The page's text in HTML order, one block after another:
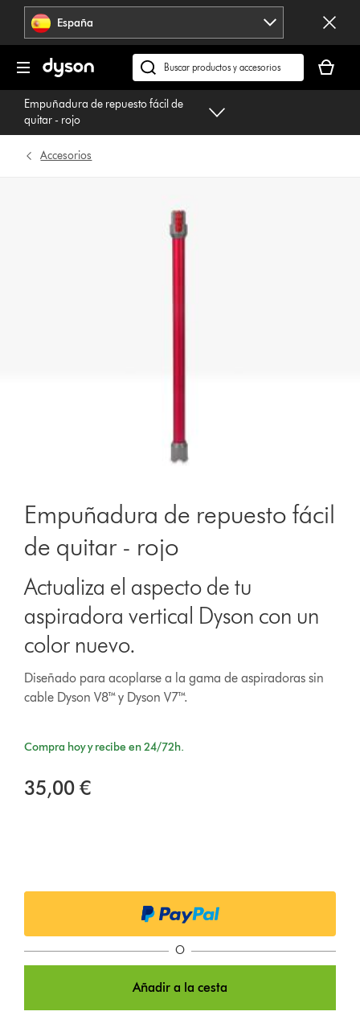
Omitir
navegación España
Buscar
en
dyson.es
cesta
está
Empuñadura de repuesto fácil de
quitar - rojo
Accesorios
Empuñadura de repuesto fácil
de quitar - rojo
Actualiza el aspecto de tu
aspiradora vertical Dyson con un
color nuevo.
Diseñado para acoplarse a la gama de aspiradoras sin
cable Dyson V8™ y Dyson V7™.
Compra hoy y recibe en 24/72h.
35,00 €
O
Añadir a la cesta